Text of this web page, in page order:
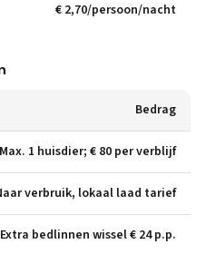
€ 2,70/persoon/nacht
Bedrag
Max. 1 huisdier; € 80 per verblijf
verbruik, lokaal laad tarief
Extra bedlinnen wissel € 24 p.p.